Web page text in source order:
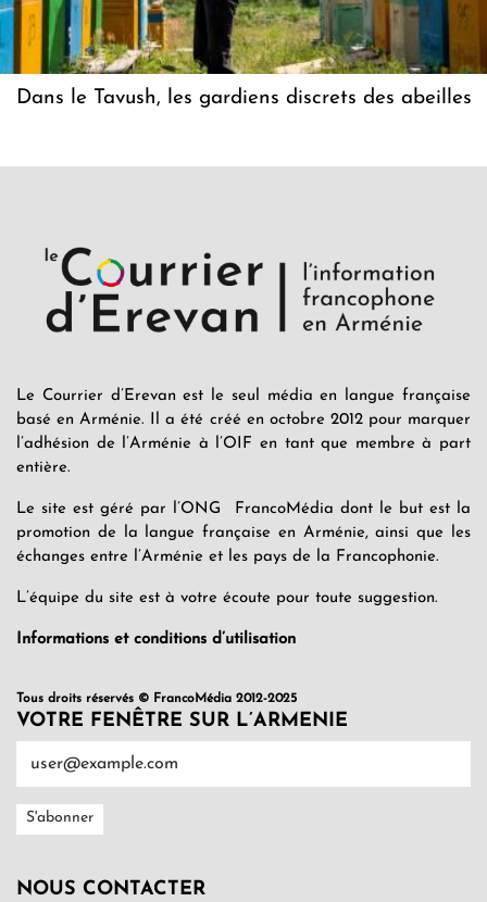
Dans le Tavush, les gardiens discrets des abeilles
Le Courrier d’Erevan est le seul média en langue française
basé en Arménie. Il a été créé en octobre 2012 pour marquer
l’adhésion de l’Arménie à l’OIF en tant que membre à part
entière.
Le site est géré par l’ONG FrancoMédia dont le but est la
promotion de la langue française en Arménie, ainsi que les
échanges entre l’Arménie et les pays de la Francophonie.
L’équipe du site est à votre écoute pour toute suggestion.
Informations et conditions d’utilisation
Tous droits réservés © FrancoMédia 2012-2025
VOTRE FENÊTRE SUR L’ARMENIE
NOUS CONTACTER